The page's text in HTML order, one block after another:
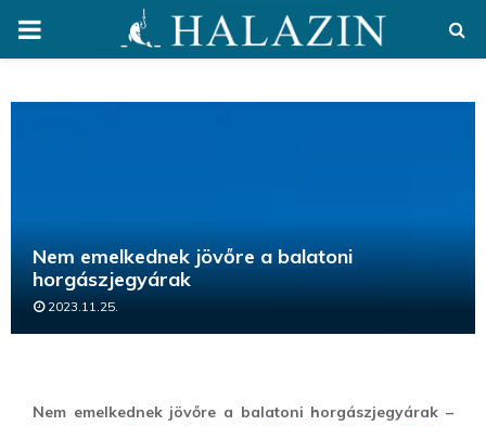
PRIMARY
Nem emelkednek jövőre a balatoni
horgászjegyárak
2023.11.25.
Nem emelkednek jövőre a balatoni horgászjegyárak –